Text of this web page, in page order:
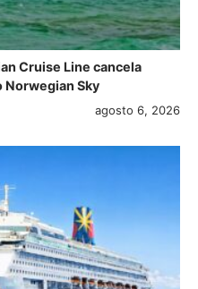
Cruise Line cancela
Norwegian Sky
agosto 6, 2026